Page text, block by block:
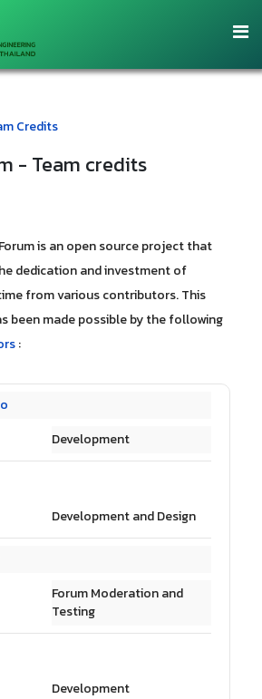
Credits
- Team credits
is an open source project that
dedication and investment of
from various contributors. This
been made possible by the following
:
Development
Development and Design
Forum Moderation and
Testing
Development